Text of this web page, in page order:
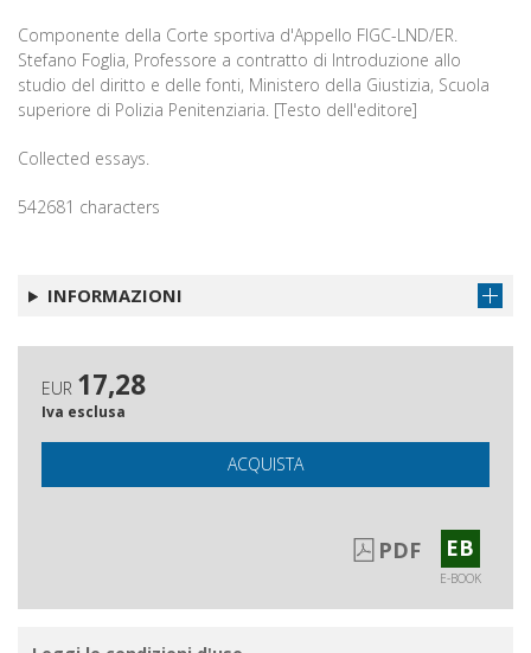
Componente della Corte sportiva d'Appello FIGC-LND/ER.
Stefano Foglia, Professore a contratto di Introduzione allo
studio del diritto e delle fonti, Ministero della Giustizia, Scuola
superiore di Polizia Penitenziaria. [Testo dell'editore]
Collected essays.
542681 characters
INFORMAZIONI
EUR 17,28
Iva esclusa
ACQUISTA
PDF EB
E-BOOK